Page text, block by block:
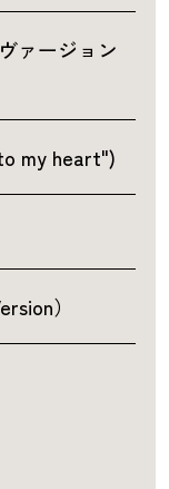
ァージョン
my heart")
）